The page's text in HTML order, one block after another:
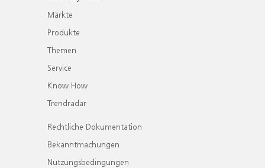
Märkte
Produkte
Themen
Service
Know How
Trendradar
Rechtliche Dokumentation
Bekanntmachungen
Nutzungsbedingungen